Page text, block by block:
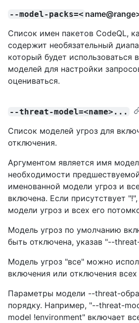
--model-packs=< name@range
Список имен пакетов CodeQL,
содержит необязательный
который будет использоваться
моделей для настройки
оцениваться.
--threat-model=<name>...
Список моделей угроз для
отключения.
Аргументом является имя
необходимости
именованной модели угроз и
включена. Если присутствует
модели угроз и всех его
Модель угроз по умолчанию
быть отключена, указав "--
Модель угроз "все" можно
включения или отключения
Параметры модели --threat-
порядку. Например, "--threat-
model !environment" включает